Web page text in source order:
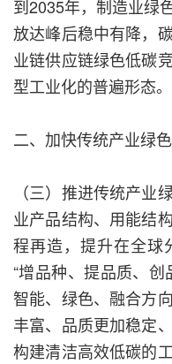
到2035年，制造业绿
放达峰后稳中有降，
业链供应链绿色低碳
型工业化的普遍形态。
二、加快传统产业绿
（三）推进传统产业
业产品结构、用能结
程再造，提升在全球
“增品种、提品质、创
智能、绿色、融合方
丰富、品质更加稳定
构建清洁高效低碳的